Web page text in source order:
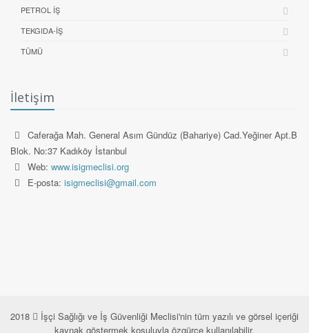
PETROL İŞ
TEKGIDA-İŞ
TÜMÜ
İletişim
Caferağa Mah. General Asım Gündüz (Bahariye) Cad.Yeğiner Apt.B
Blok. No:37 Kadıköy İstanbul
Web: www.isigmeclisi.org
E-posta: isigmeclisi@gmail.com
2018
İşçi Sağlığı ve İş Güvenliği Meclisi'nin tüm yazılı ve görsel içeriği
kaynak göstermek koşuluyla özgürce kullanılabilir.